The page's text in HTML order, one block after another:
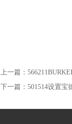
上一篇：
下一篇： 501514设置宝